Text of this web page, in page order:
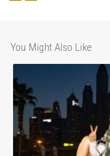
You Might Also Like